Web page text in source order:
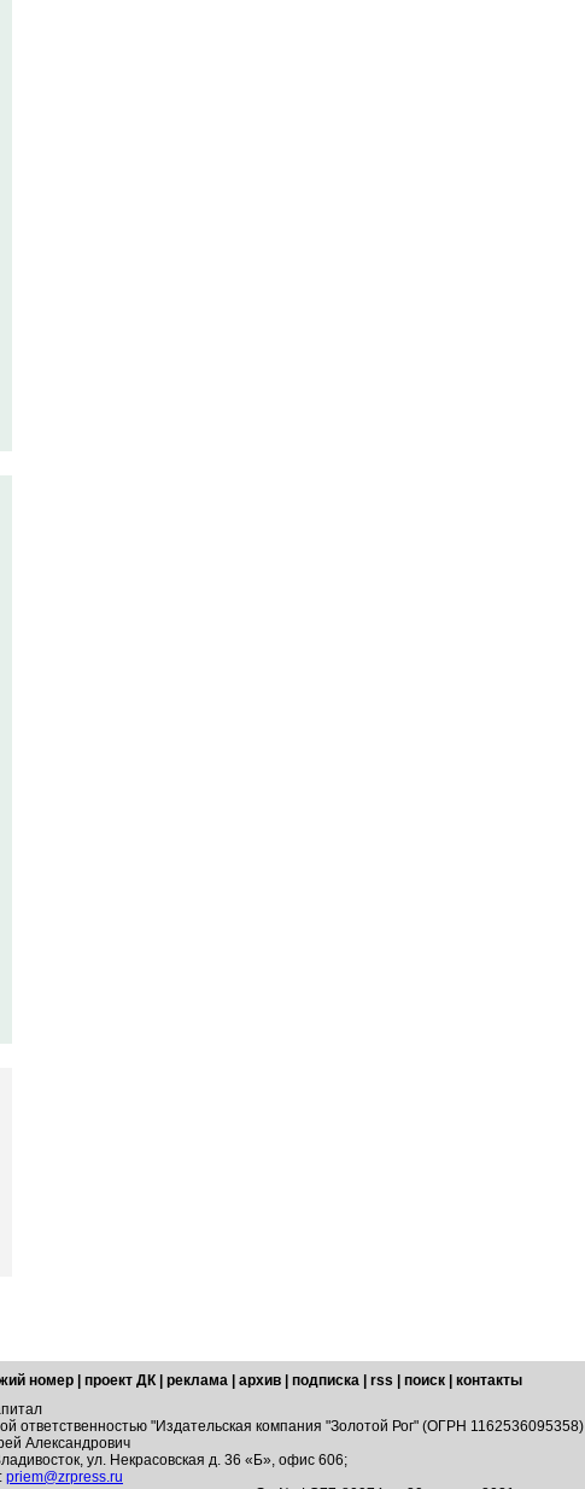
номер проект ДК реклама архив подписка rss поиск
контакты
ответственностью "Издательская компания "Золотой Рог" (ОГРН 1162536095358)
Александрович
ул. Некрасовская д. 36 «Б», офис 606;
priem@zrpress.ru